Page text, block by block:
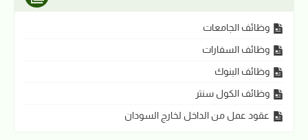
وظائف الجامعات
وظائف السفارات
وظائف البنوك
وظائف الكول سنتر
عقود عمل من الداخل لخارج السودان